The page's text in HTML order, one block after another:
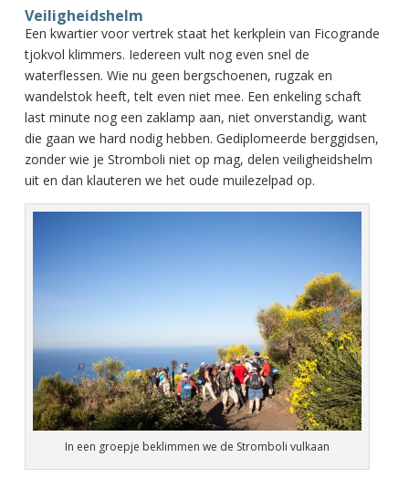
Veiligheidshelm
Een kwartier voor vertrek staat het kerkplein van Ficogrande
tjokvol klimmers. Iedereen vult nog even snel de
waterflessen. Wie nu geen bergschoenen, rugzak en
wandelstok heeft, telt even niet mee. Een enkeling schaft
last minute nog een zaklamp aan, niet onverstandig, want
die gaan we hard nodig hebben. Gediplomeerde berggidsen,
zonder wie je Stromboli niet op mag, delen veiligheidshelm
uit en dan klauteren we het oude muilezelpad op.
In een groepje beklimmen we de Stromboli vulkaan